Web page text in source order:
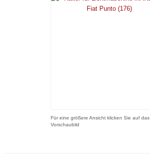
Für eine größere Ansicht klicken Sie auf das
Vorschaubild